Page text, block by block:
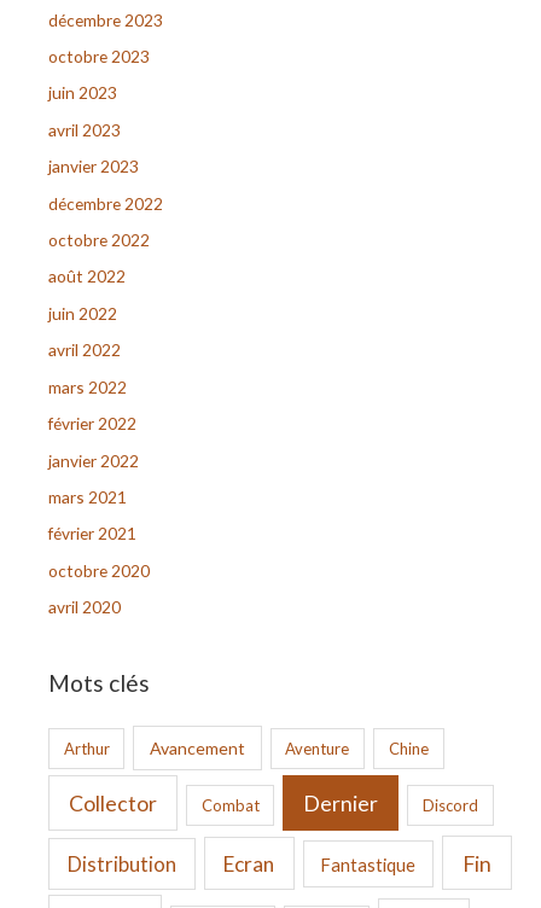
décembre 2023
octobre 2023
juin 2023
avril 2023
janvier 2023
décembre 2022
octobre 2022
août 2022
juin 2022
avril 2022
mars 2022
février 2022
janvier 2022
mars 2021
février 2021
octobre 2020
avril 2020
Mots clés
Arthur Avancement Aventure Chine
Collector Combat Dernier Discord
Distribution Ecran Fantastique Fin